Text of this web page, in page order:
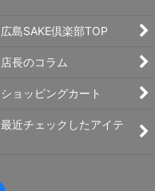
広島SAKE倶楽部TOP
店長のコラム
ショッピングカート
最近チェックしたアイテ